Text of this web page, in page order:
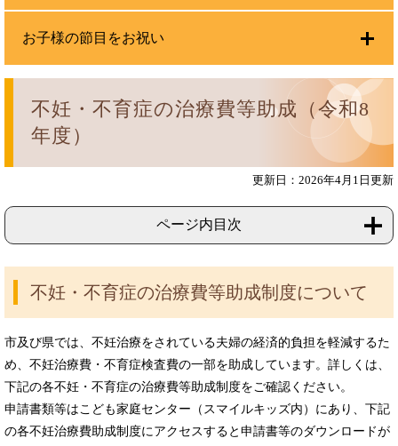
不妊・不育症の治療費等助成（令和8
年度）
更新日：2026年4月1日更新
ページ内目次
不妊・不育症の治療費等助成制度について
市及び県では、不妊治療をされている夫婦の経済的負担を軽減するた
め、不妊治療費・不育症検査費の一部を助成しています。詳しくは、
下記の各不妊・不育症の治療費等助成制度をご確認ください。
申請書類等はこども家庭センター（スマイルキッズ内）にあり、下記
の各不妊治療費助成制度にアクセスすると申請書等のダウンロードが
お子様の節目をお祝い